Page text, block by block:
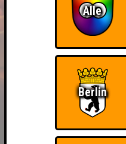
Alle
Berlin